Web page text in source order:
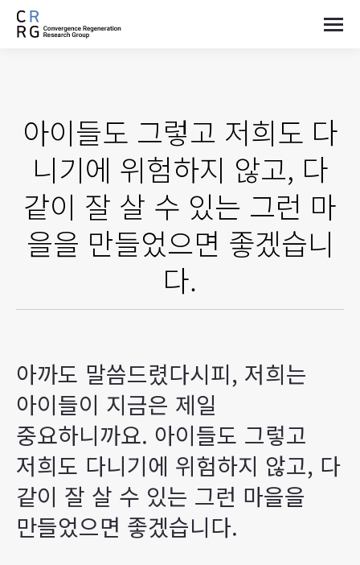
아이들도 그렇고 저희도 다
니기에 위험하지 않고, 다
같이 잘 살 수 있는 그런 마
을을 만들었으면 좋겠습니
다.
아까도 말씀드렸다시피, 저희는
아이들이 지금은 제일
중요하니까요. 아이들도 그렇고
저희도 다니기에 위험하지 않고, 다
같이 잘 살 수 있는 그런 마을을
만들었으면 좋겠습니다.